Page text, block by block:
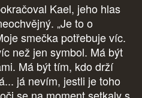
Kael, jeho hlas
„Je to o
smečka potřebuje víc.
než jen symbol. Má být
Má být tím, kdo drží
já nevím, jestli je toho